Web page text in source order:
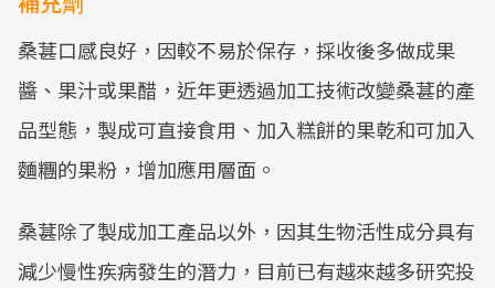
桑葚口感良好，因較不易於保存，採收後多做成果
醬、果汁或果醋，近年更透過加工技術改變桑葚的產
品型態，製成可直接食用、加入糕餅的果乾和可加入
麵糰的果粉，增加應用層面。
桑葚除了製成加工產品以外，因其生物活性成分具有
減少慢性疾病發生的潛力，目前已有越來越多研究投